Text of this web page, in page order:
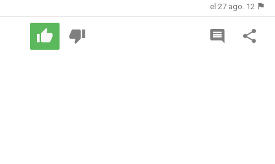
el 27 ago. 12